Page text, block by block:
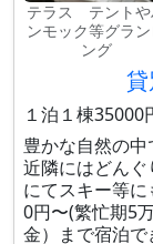
テラス テントや
ンモック等グラ
ング
１泊１棟
豊かな自然の
近隣にはどん
にてスキー等
0円〜(繁忙期5
金）まで宿泊